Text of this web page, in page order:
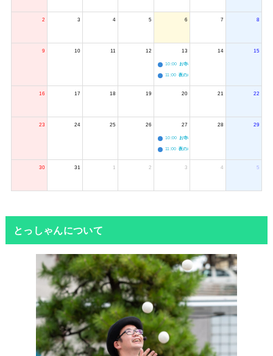
2 3 4 5 6 7 8
9 10 11 12 13
10:00 お寺のジャグリング教室
11:00 夜のボードゲーム会
14 15
16 17 18 19 20 21 22
23 24 25 26 27
10:00 お寺のジャグリング教室
11:00 夜のボードゲーム会
28 29
30 31 1 2 3 4 5
とっしゃんについて